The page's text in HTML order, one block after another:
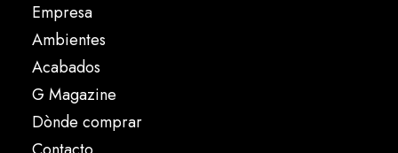
Empresa
Ambientes
Acabados
G Magazine
Dònde comprar